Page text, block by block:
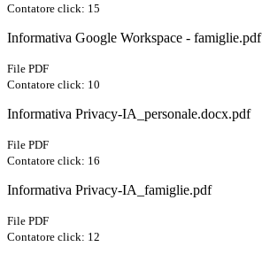
Contatore click: 15
Informativa Google Workspace - famiglie.pdf
File PDF
Contatore click: 10
Informativa Privacy-IA_personale.docx.pdf
File PDF
Contatore click: 16
Informativa Privacy-IA_famiglie.pdf
File PDF
Contatore click: 12